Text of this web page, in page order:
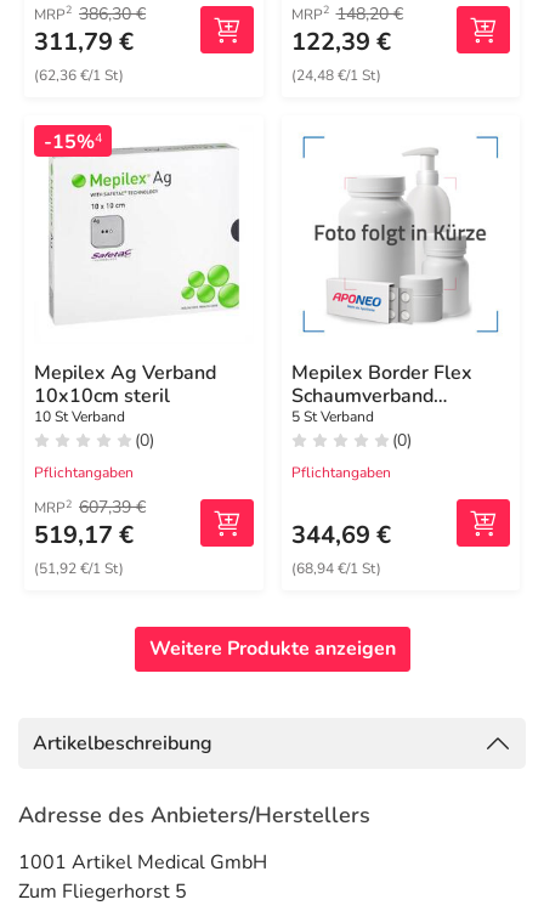
MRP2 386,30 €
311,79 €
(62,36 €/1 St)
MRP2 148,20 €
122,39 €
(24,48 €/1 St)
-15%4
Mepilex Ag Verband
10x10cm steril
10 St Verband
(0)
Pflichtangaben
MRP2 607,39 €
519,17 €
(51,92 €/1 St)
Mepilex Border Flex
Schaumverband
haft.15x19 cm oval
5 St Verband
(0)
Pflichtangaben
344,69 €
(68,94 €/1 St)
Weitere Produkte anzeigen
Artikelbeschreibung
Adresse des Anbieters/Herstellers
1001 Artikel Medical GmbH
Zum Fliegerhorst 5